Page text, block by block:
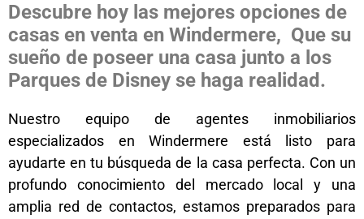
Descubre hoy las mejores opciones de
casas en venta en Windermere, Que su
sueño de poseer una casa junto a los
Parques de Disney se haga realidad.
Nuestro equipo de agentes inmobiliarios
especializados en Windermere está listo para
ayudarte en tu búsqueda de la casa perfecta. Con un
profundo conocimiento del mercado local y una
amplia red de contactos, estamos preparados para